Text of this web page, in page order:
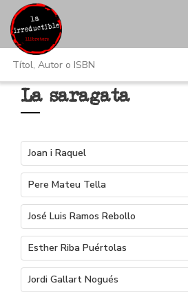
La saragata
Joan i Raquel
Pere Mateu Tella
José Luis Ramos Rebollo
Esther Riba Puértolas
Jordi Gallart Nogués